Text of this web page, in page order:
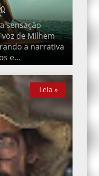
causada
Cortaz ,
de
Leia »
Leia »